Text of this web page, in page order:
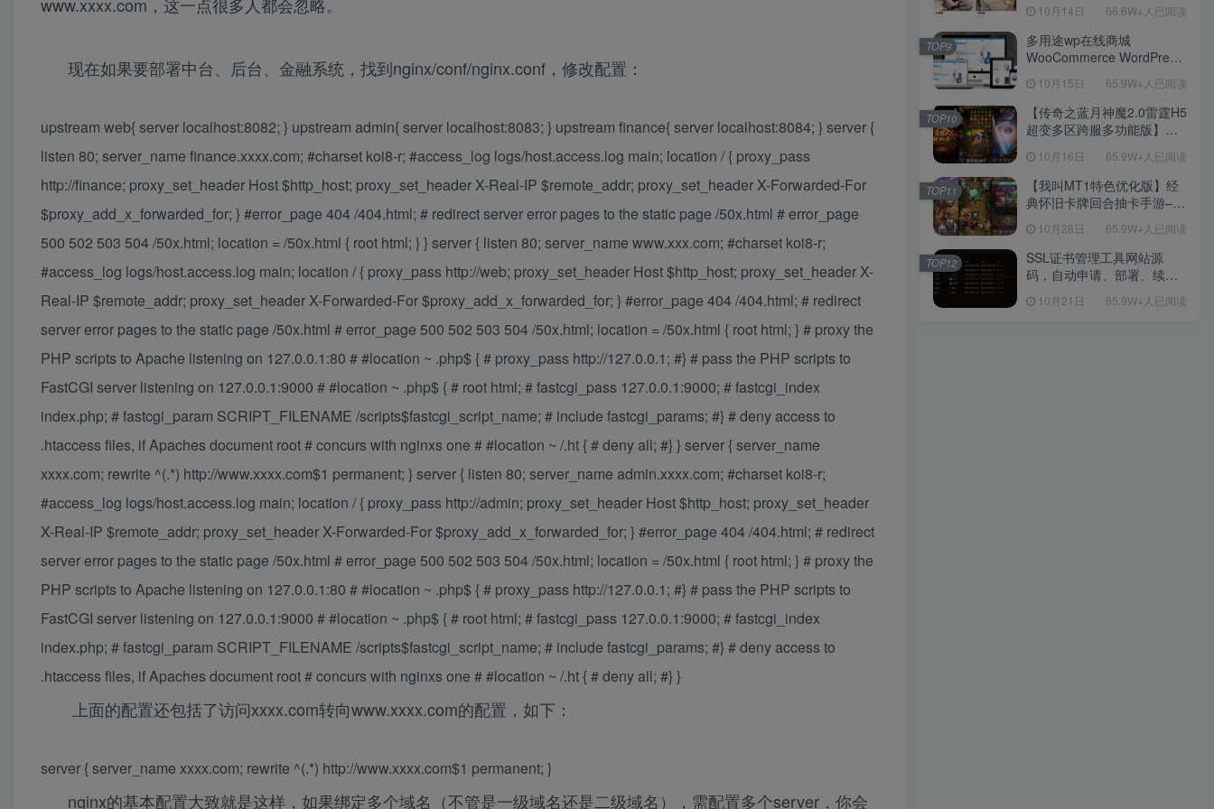
www.xxxx.com，这一点很多人都会忽略。
现在如果要部署中台、后台、金融系统，找到nginx/conf/nginx.conf，修改配置：
upstream web{ server localhost:8082; } upstream admin{ server localhost:8083; } upstream finance{ server localhost:8084; } server {
listen 80; server_name finance.xxxx.com; #charset koi8-r; #access_log logs/host.access.log main; location / { proxy_pass
http://finance; proxy_set_header Host $http_host; proxy_set_header X-Real-IP $remote_addr; proxy_set_header X-Forwarded-For
$proxy_add_x_forwarded_for; } #error_page 404 /404.html; # redirect server error pages to the static page /50x.html # error_page
500 502 503 504 /50x.html; location = /50x.html { root html; } } server { listen 80; server_name www.xxx.com; #charset koi8-r;
#access_log logs/host.access.log main; location / { proxy_pass http://web; proxy_set_header Host $http_host; proxy_set_header X-
Real-IP $remote_addr; proxy_set_header X-Forwarded-For $proxy_add_x_forwarded_for; } #error_page 404 /404.html; # redirect
server error pages to the static page /50x.html # error_page 500 502 503 504 /50x.html; location = /50x.html { root html; } # proxy the
PHP scripts to Apache listening on 127.0.0.1:80 # #location ~ .php$ { # proxy_pass http://127.0.0.1; #} # pass the PHP scripts to
FastCGI server listening on 127.0.0.1:9000 # #location ~ .php$ { # root html; # fastcgi_pass 127.0.0.1:9000; # fastcgi_index
index.php; # fastcgi_param SCRIPT_FILENAME /scripts$fastcgi_script_name; # include fastcgi_params; #} # deny access to
.htaccess files, if Apaches document root # concurs with nginxs one # #location ~ /.ht { # deny all; #} } server { server_name
xxxx.com; rewrite ^(.*) http://www.xxxx.com$1 permanent; } server { listen 80; server_name admin.xxxx.com; #charset koi8-r;
#access_log logs/host.access.log main; location / { proxy_pass http://admin; proxy_set_header Host $http_host; proxy_set_header
X-Real-IP $remote_addr; proxy_set_header X-Forwarded-For $proxy_add_x_forwarded_for; } #error_page 404 /404.html; # redirect
server error pages to the static page /50x.html # error_page 500 502 503 504 /50x.html; location = /50x.html { root html; } # proxy the
PHP scripts to Apache listening on 127.0.0.1:80 # #location ~ .php$ { # proxy_pass http://127.0.0.1; #} # pass the PHP scripts to
FastCGI server listening on 127.0.0.1:9000 # #location ~ .php$ { # root html; # fastcgi_pass 127.0.0.1:9000; # fastcgi_index
index.php; # fastcgi_param SCRIPT_FILENAME /scripts$fastcgi_script_name; # include fastcgi_params; #} # deny access to
.htaccess files, if Apaches document root # concurs with nginxs one # #location ~ /.ht { # deny all; #} }
上面的配置还包括了访问xxxx.com转向www.xxxx.com的配置，如下：
server { server_name xxxx.com; rewrite ^(.*) http://www.xxxx.com$1 permanent; }
nginx的基本配置大致就是这样，如果绑定多个域名（不管是一级域名还是二级域名），需配置多个server，你会
【源码+教程】
10月14日 66.6W+人已阅读
多用途wp在线商城
WooCommerce WordPress
10月15日 65.9W+人已阅读
TOP9
【传奇之蓝月神魔2.0雷霆H5
超变多区跨服多功能版】三
理单机一键即玩镜像端-打包
Linux服务端源码-视频架设
教程
10月16日 65.9W+人已阅读
TOP10
【我叫MT1特色优化版】经
典怀旧卡牌回合抽卡手游–打
教程-多功能GM后台工具-网
页注册-安卓版本！
10月28日 65.9W+人已阅读
TOP11
SSL证书管理工具网站源
码，自动申请、部署、续期
10月21日 65.9W+人已阅读
TOP12